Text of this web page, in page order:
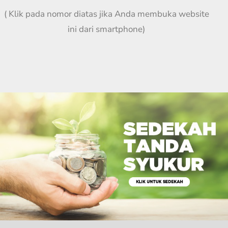
( Klik pada nomor diatas jika Anda membuka website
ini dari smartphone)